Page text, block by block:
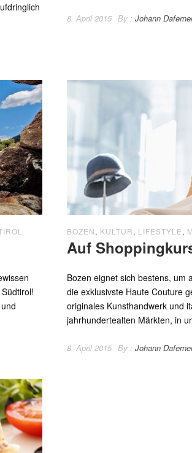
8. April 2015 By : Johann
BOZEN, KULTUR, LIFESTYLE,
Auf
Bozen eignet sich bestens, um
die exklusivste Haute Couture
originales Kunsthandwerk und
jahrhundertealten Märkten, in
8. April 2015 By : Johann